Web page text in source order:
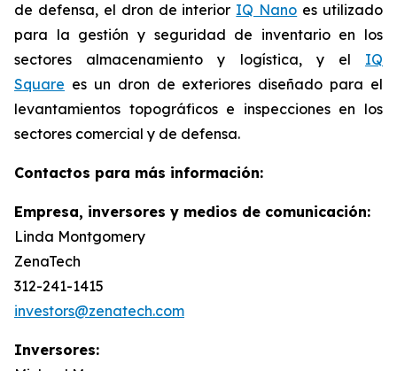
de defensa, el dron de interior IQ Nano es utilizado
para la gestión y seguridad de inventario en los
sectores almacenamiento y logística, y el IQ
Square es un dron de exteriores diseñado para el
levantamientos topográficos e inspecciones en los
sectores comercial y de defensa.
Contactos para más información:
Empresa, inversores y medios de comunicación:
Linda Montgomery
ZenaTech
312-241-1415
investors@zenatech.com
Inversores: